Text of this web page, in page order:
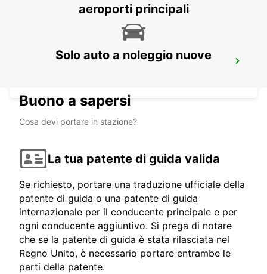
aeroporti principali
Solo auto a noleggio nuove
Buono a sapersi
Cosa devi portare in stazione?
La tua patente di guida valida
Se richiesto, portare una traduzione ufficiale della
patente di guida o una patente di guida
internazionale per il conducente principale e per
ogni conducente aggiuntivo. Si prega di notare
che se la patente di guida è stata rilasciata nel
Regno Unito, è necessario portare entrambe le
parti della patente.